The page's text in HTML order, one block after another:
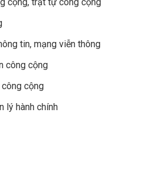
tin, mạng viễn thông
công cộng
cộng
lý hành chính